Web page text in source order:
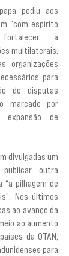
pediu aos
“com espírito
a
multilaterais.
organizações
para
de disputas
marcado por
expansão de
divulgadas um
outra
pilhagem de
Nos últimos
ao avanço da
ao aumento
da OTAN,
para